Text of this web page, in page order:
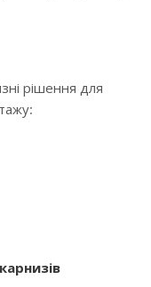
рішення для